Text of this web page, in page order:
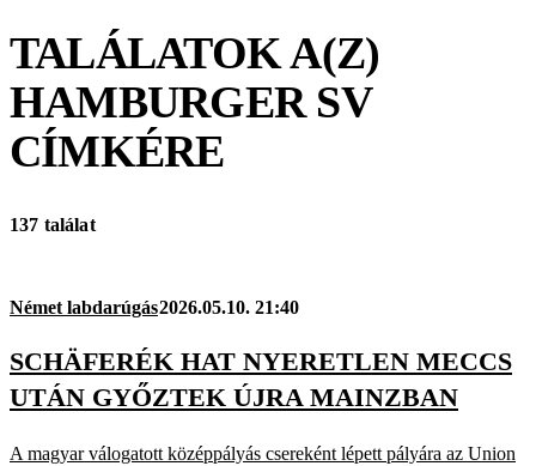
TALÁLATOK A(Z)
HAMBURGER SV
CÍMKÉRE
137 találat
Német labdarúgás2026.05.10. 21:40
SCHÄFERÉK HAT NYERETLEN MECCS
UTÁN GYŐZTEK ÚJRA MAINZBAN
A magyar válogatott középpályás csereként lépett pályára az Union